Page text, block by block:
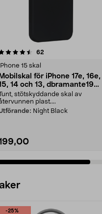
62
15 skal
Mobilskal för iPhone 17e, 16e,
14 och 13, dbramante1928
stötskyddande skal av
plast....
Night Black
4.5 av 5 stjärnor
-25%